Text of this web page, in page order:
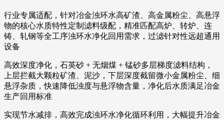
行业专属适配，针对冶金浊环水高矿渣、高金属粉尘、高悬浮
物的核心水质特性定制滤料级配，精准匹配高炉、转炉、连
铸、轧钢等全工序浊环水净化回用需求，过滤针对性远超通用
设备
高效深度净化，石英砂 + 无烟煤 + 锰砂多层梯度滤料结构，
上层拦截大颗粒矿渣、泥沙，下层深度截留微小金属粉尘、细
悬浮杂质，快速降低浊度与悬浮物含量，净化后水质满足冶金
生产回用标准
实现节水减排，高效完成浊环水净化循环利用，大幅提升冶金